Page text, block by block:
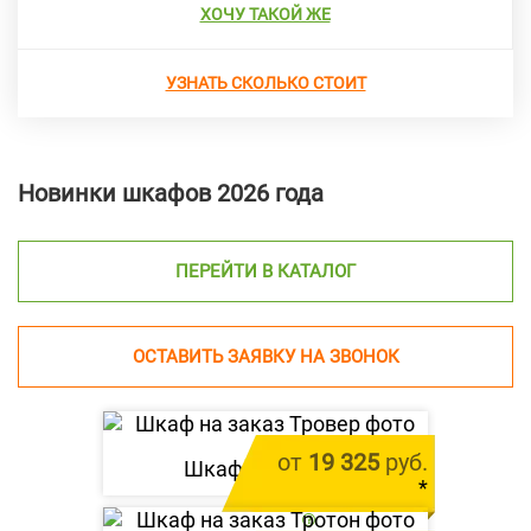
ХОЧУ ТАКОЙ ЖЕ
УЗНАТЬ СКОЛЬКО СТОИТ
Новинки шкафов 2026 года
ПЕРЕЙТИ В КАТАЛОГ
ОСТАВИТЬ ЗАЯВКУ НА ЗВОНОК
от 19 325руб.
*
цена за 1 м.п.
Шкаф « Тровер»